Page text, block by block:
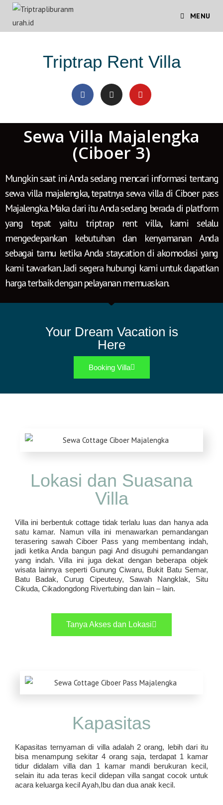
MENU
Triptrap Rent Villa
Sewa Villa Majalengka
(Ciboer 3)
Mungkin saat ini Anda sedang mencari informasi tentang
sewa villa majalengka, tepatnya sewa villa di Ciboer pass
Majalengka. Maka dari itu Anda sedang berada di platform
yang tepat yaitu triptrap rent villa, kami selalu
mengedepankan kebutuhan dan kenyamanan Anda
sebagai tamu ketika Anda staycation di akomodasi yang
kami tawarkan. Jadi segera hubungi kami untuk dapatkan
harga terbaik dengan pelayanan memuaskan.
Your Dream Vacation is
Here
Booking Villa
Lokasi dan Suasana
Villa
Villa ini berbentuk cottage tidak terlalu luas dan hanya ada
satu kamar. Namun villa ini menawarkan pemandangan
terasering sawah Ciboer Pass yang membentang indah,
jadi ketika Anda bangun pagi And disuguhi pemandangan
yang indah. Villa ini juga dekat dengan beberapa objek
wisata lainnya seperti Gunung Ciwaru, Bukit Batu Semar,
Batu Badak, Curug Cipeuteuy, Sawah Nangklak, Situ
Cikuda, Cikadongdong Rivertubing dan lain – lain.
Tanya Akses dan Lokasi
Kapasitas
Kapasitas ternyaman di villa adalah 2 orang, lebih dari itu
bisa menampung sekitar 4 orang saja, terdapat 1 kamar
tidur didalam villa dan 1 kamar mandi berukuran kecil,
selain itu ada teras kecil didepan villa sangat cocok untuk
acara keluarga kecil Ayah,Ibu dan dua anak kecil.